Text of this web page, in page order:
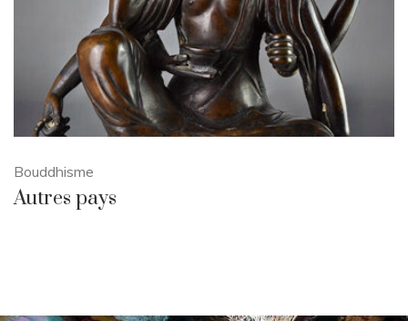
Bouddhisme
Autres pays